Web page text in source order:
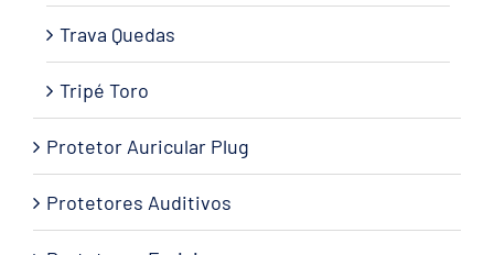
Trava Quedas
Tripé Toro
Protetor Auricular Plug
Protetores Auditivos